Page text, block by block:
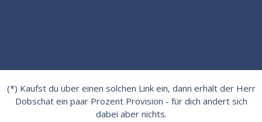
(*) Kaufst du über einen solchen Link ein, dann erhält der Herr
Dobschat ein paar Prozent Provision - für dich ändert sich
dabei aber nichts.